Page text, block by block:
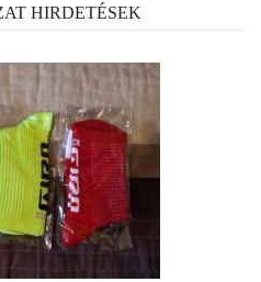
HIRDETÉSEK